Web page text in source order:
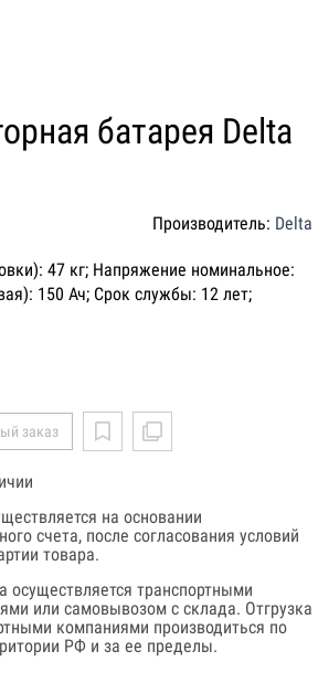
батарея Delta
Производитель: Delta
47 кг; Напряжение номинальное:
150 Ач; Срок службы: 12 лет;
заказ
на основании
счета, после согласования условий
товара.
осуществляется транспортными
или самовывозом с склада. Отгрузка
компаниями производиться по
РФ и за ее пределы.